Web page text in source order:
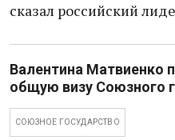
сказал российский
Валентина Матвиенко
общую визу Союзного
СОЮЗНОЕ ГОСУДАРСТВО